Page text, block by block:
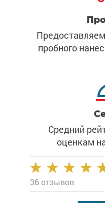
пробного
Средний
оценкам
36 отзывов